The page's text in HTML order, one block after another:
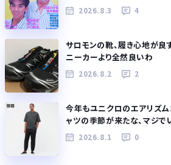
2026.8.3 4
サロモンの靴、履き心地が
ニーカーより全然良いわ
2026.8.2 2
今年もユニクロのエアリズ
ャツの季節が来たな、マジで
2026.8.1 0